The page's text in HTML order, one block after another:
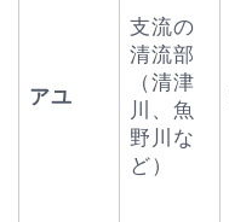
アユ
支流の
清流部
（清津
川、魚
野川な
ど）